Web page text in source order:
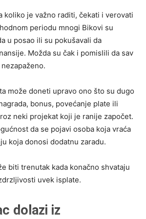
koliko je važno raditi, čekati i verovati
periodu mnogi Bikovi su
u posao ili su pokušavali da
Možda su čak i pomislili da sav
može doneti upravo ono što su dugo
bonus, povećanje plate ili
neki projekat koji je ranije započet.
da se pojavi osoba koja vraća
koja donosi dodatnu zaradu.
biti trenutak kada konačno shvataju
uvek isplate.
dolazi iz